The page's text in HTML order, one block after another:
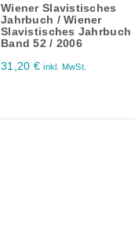
Wiener Slavistisches
Jahrbuch / Wiener
Slavistisches Jahrbuch
Band 52 / 2006
31,20 € inkl. MwSt.